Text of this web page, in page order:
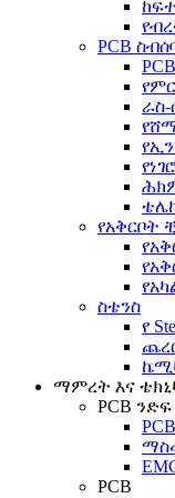
PCB
ራስ-
የአቅርቦት
ስቴንስ
የ
ማምረት እና
PCB ንድፍ
PCB